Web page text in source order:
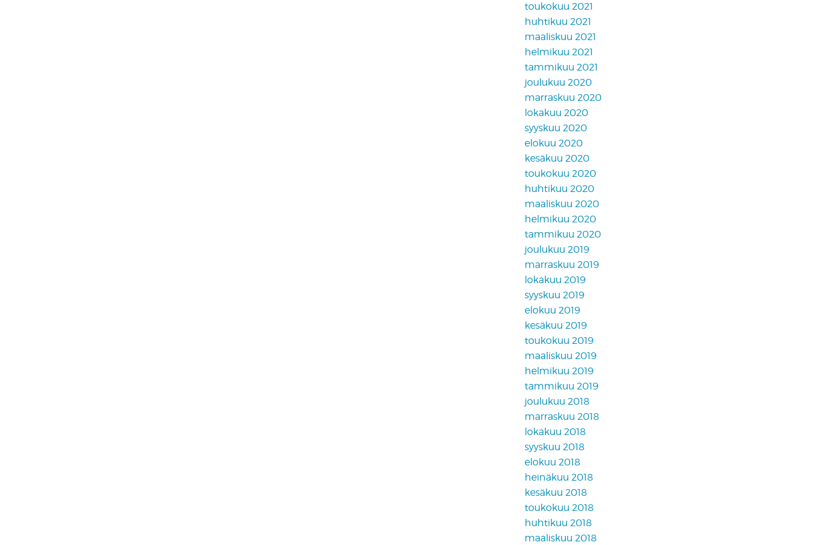
toukokuu 2021
huhtikuu 2021
maaliskuu 2021
helmikuu 2021
tammikuu 2021
joulukuu 2020
marraskuu 2020
lokakuu 2020
syyskuu 2020
elokuu 2020
kesäkuu 2020
toukokuu 2020
huhtikuu 2020
maaliskuu 2020
helmikuu 2020
tammikuu 2020
joulukuu 2019
marraskuu 2019
lokakuu 2019
syyskuu 2019
elokuu 2019
kesäkuu 2019
toukokuu 2019
maaliskuu 2019
helmikuu 2019
tammikuu 2019
joulukuu 2018
marraskuu 2018
lokakuu 2018
syyskuu 2018
elokuu 2018
heinäkuu 2018
kesäkuu 2018
toukokuu 2018
huhtikuu 2018
maaliskuu 2018